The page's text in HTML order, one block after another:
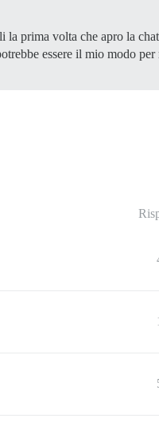
prima volta che apro la
essere il mio modo